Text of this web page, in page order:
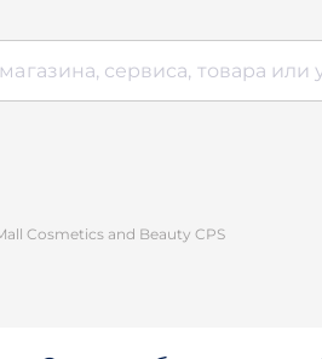
Cosmetics and Beauty CPS